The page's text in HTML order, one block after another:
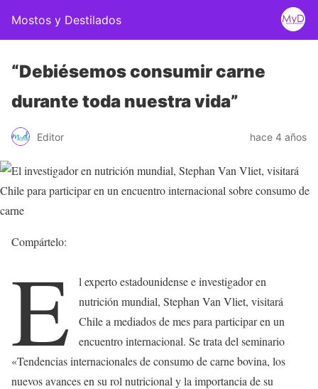
Mostos y Destilados
“Debiésemos consumir carne
durante toda nuestra vida”
Editor hace 4 años
Compártelo:
E
l experto estadounidense e investigador en
nutrición mundial, Stephan Van Vliet, visitará
Chile a mediados de mes para participar en un
encuentro internacional. Se trata del seminario
«Tendencias internacionales de consumo de carne bovina, los
nuevos avances en su rol nutricional y la importancia de su